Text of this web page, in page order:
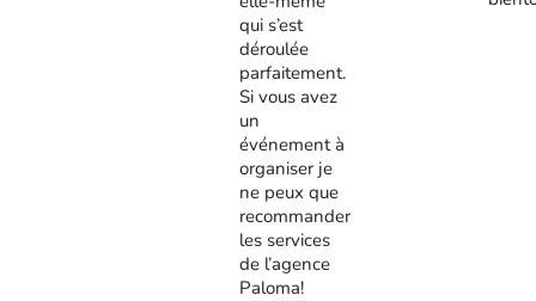
qui s’est
déroulée
parfaitement.
Si vous avez
un
événement à
organiser je
ne peux que
recommander
les services
de l’agence
Paloma!